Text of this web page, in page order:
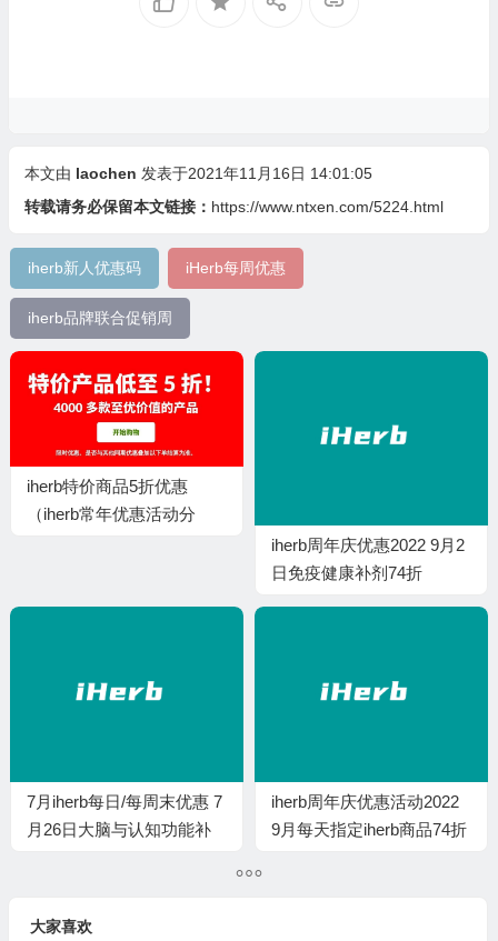
本文由 laochen 发表于2021年11月16日 14:01:05
转载请务必保留本文链接： https://www.ntxen.com/5224.html
iherb新人优惠码 iHerb每周优惠
iherb品牌联合促销周
iherb特价商品5折优惠
（iherb常年优惠活动分
iherb周年庆优惠2022 9月2
日免疫健康补剂74折
7月iherb每日/每周末优惠 7
月26日大脑与认知功能补
iherb周年庆优惠活动2022
9月每天指定iherb商品74折
大家喜欢